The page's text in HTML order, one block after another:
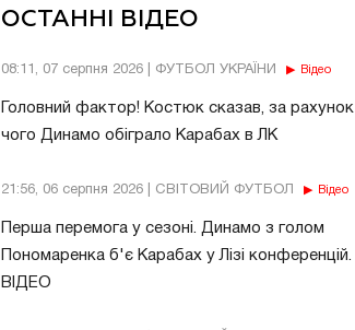
ОСТАННІ ВІДЕО
08:11, 07 серпня 2026 | ФУТБОЛ УКРАЇНИ Відео
Головний фактор! Костюк сказав, за рахунок
чого Динамо обіграло Карабах в ЛК
21:56, 06 серпня 2026 | СВІТОВИЙ ФУТБОЛ Відео
Перша перемога у сезоні. Динамо з голом
Пономаренка б'є Карабах у Лізі конференцій.
ВІДЕО